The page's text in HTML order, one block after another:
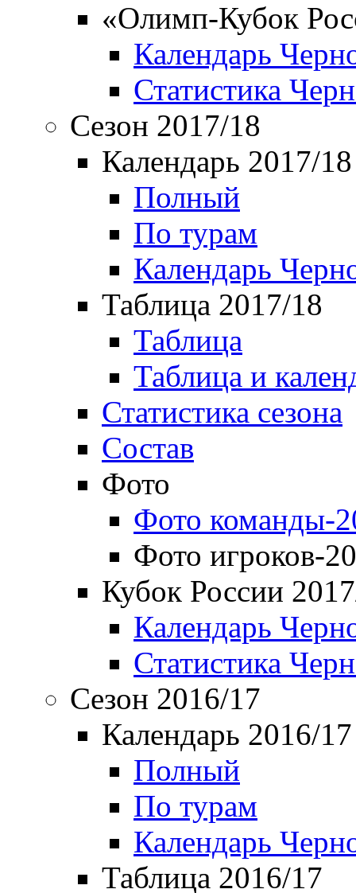
«Олимп-Кубок
Календарь
Статистика
Сезон 2017/18
Календарь 2017/18
Полный
По турам
Календарь
Таблица 2017/18
Таблица
Таблица и
Статистика сезона
Состав
Фото
Фото команды-
Фото игроков-
Кубок России
Календарь
Статистика
Сезон 2016/17
Календарь 2016/17
Полный
По турам
Календарь
Таблица 2016/17